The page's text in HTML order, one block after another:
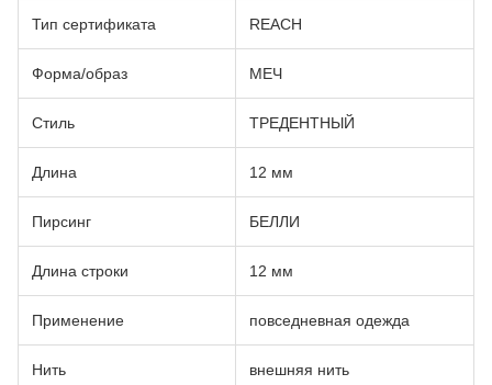
Тип сертификата REACH
Форма/образ МЕЧ
Стиль ТРЕДЕНТНЫЙ
Длина 12 мм
Пирсинг БЕЛЛИ
Длина строки 12 мм
Применение повседневная одежда
Нить внешняя нить